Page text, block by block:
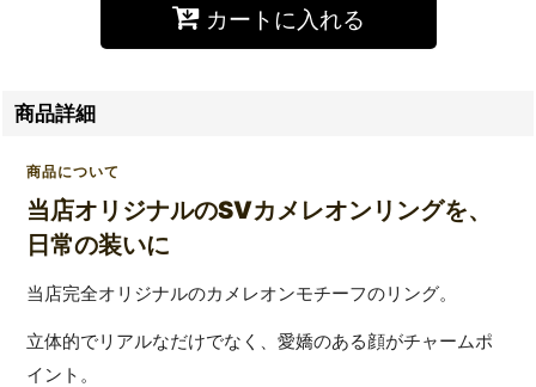
カートに入れる
商品詳細
商品について
当店オリジナルのSVカメレオンリングを、
日常の装いに
当店完全オリジナルのカメレオンモチーフのリング。
立体的でリアルなだけでなく、愛嬌のある顔がチャームポ
イント。